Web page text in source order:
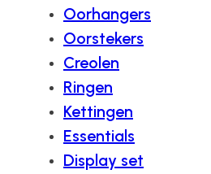
Oorhangers
Oorstekers
Creolen
Ringen
Kettingen
Essentials
Display set